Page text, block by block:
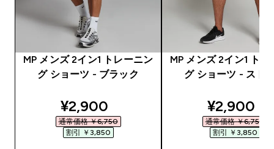
MP メンズ 2イン1 トレーニン
グ ショーツ - ブラック
discounted price
¥2,900‎
通常価格 ￥6,750‎
割引 ￥3,850‎
MP メンズ 2イン1 トレ
グ ショーツ - スト
¥2,900‎
通常価格 ￥6,750‎
割引 ￥3,850‎